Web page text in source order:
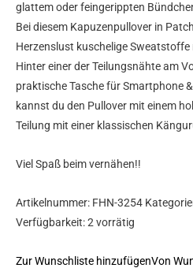
glattem oder feingerippten
Bei diesem Kapuzenpullover in
Herzenslust kuschelige
Hinter einer der Teilungsnähte am
praktische Tasche für Smartphone
kannst du den Pullover mit einem
Teilung mit einer klassischen
Viel Spaß beim vernähen!!
Artikelnummer: FHN-3254
Verfügbarkeit:2 vorrätig
Zur Wunschliste hinzufügenVon